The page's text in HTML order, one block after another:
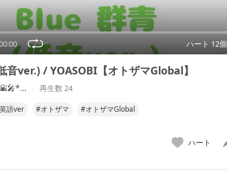
ハート 12個
音ver.) / YOASOBI【オトザマGlobal】
再生数 24
語ver #オトザマ #オトザマGlobal
ハート